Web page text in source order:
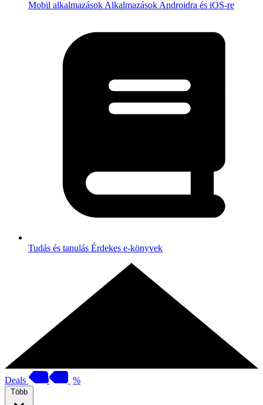
Mobil alkalmazások Alkalmazások Androidra és iOS-re
Tudás és tanulás Érdekes e-könyvek
Deals %
Több